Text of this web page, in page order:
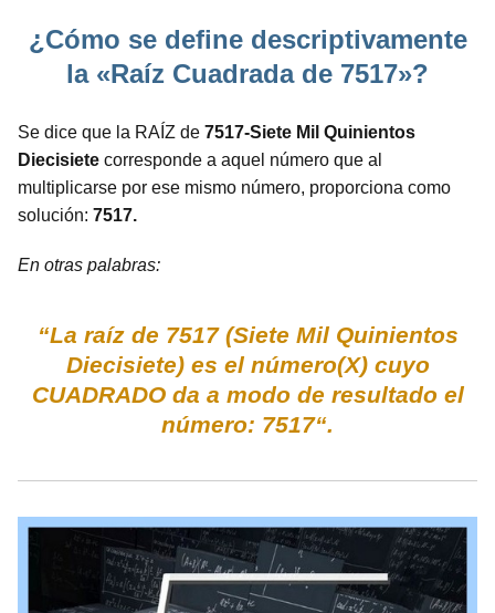
¿Cómo se define descriptivamente
la «Raíz Cuadrada de 7517»?
Se dice que la RAÍZ de 7517-Siete Mil Quinientos
Diecisiete corresponde a aquel número que al
multiplicarse por ese mismo número, proporciona como
solución: 7517.
En otras palabras:
“La raíz de 7517 (Siete Mil Quinientos
Diecisiete) es el número(X) cuyo
CUADRADO da a modo de resultado el
número: 7517“.